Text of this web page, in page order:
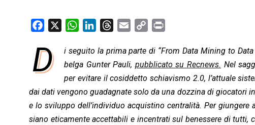
c
e
o
o
k
W
a
t
s
A
p
p
n
k
e
d
I
n
r
e
a
d
s
a
i
l
p
y
L
i
n
k
i
n
t
D
i seguito la prima parte di “From Data Mining to
belga Gunter Pauli, pubblicato su Recnews. Nel
per evitare il cosiddetto schiavismo 2.0, l’attuale
dai dati vengono guadagnate solo da una dozzina di giocatori
e lo sviluppo dell’individuo acquistino centralità. Per
siano eticamente accettabili e incentrati sul benessere di